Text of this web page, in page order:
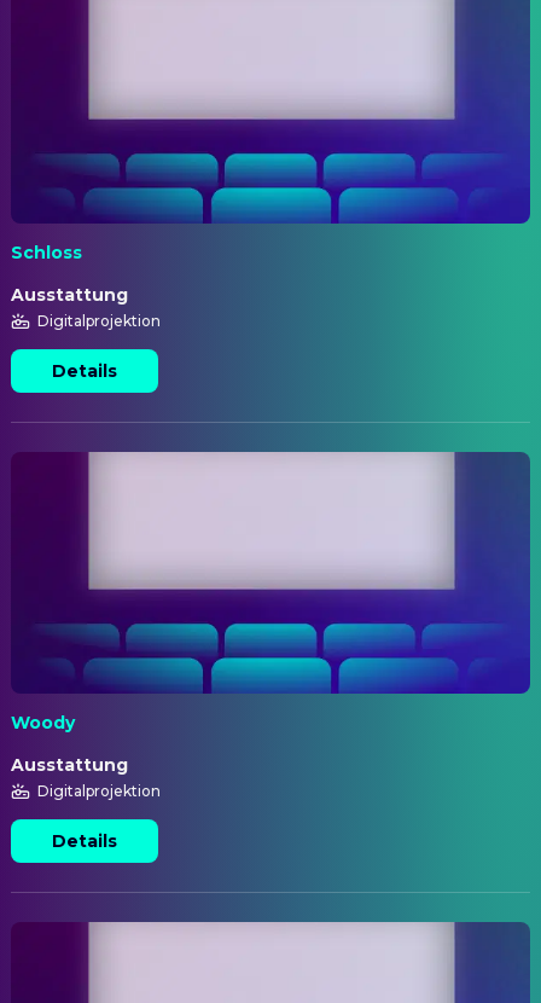
Schloss
Ausstattung
Digitalprojektion
Details
Woody
Ausstattung
Digitalprojektion
Details